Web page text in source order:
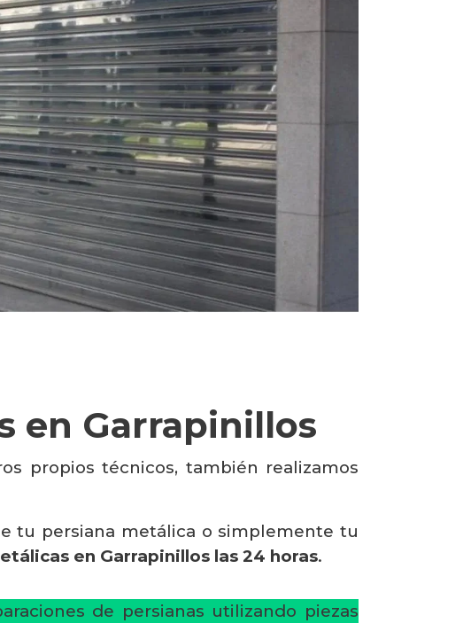
en Garrapinillos
propios técnicos, también realizamos
tu persiana metálica o simplemente tu
en Garrapinillos las 24 horas.
de persianas utilizando piezas